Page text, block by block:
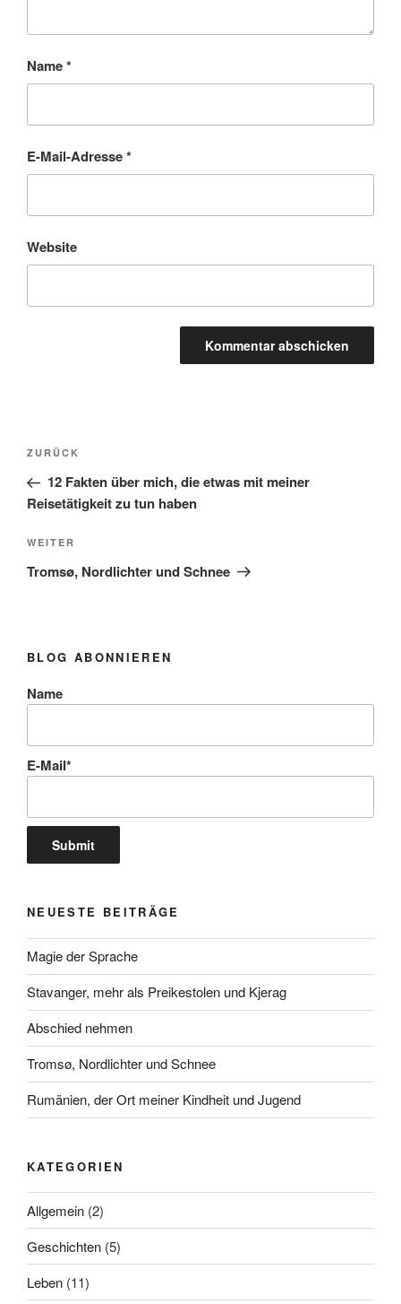
Name*
E-Mail-Adresse*
Website
Beitragsnavigation
Vorheriger
Beitrag
ZURÜCK
12 Fakten über mich, die etwas mit meiner
Reisetätigkeit zu tun haben
Nächster
Beitrag
WEITER
Tromsø, Nordlichter und Schnee
BLOG ABONNIEREN
Name
E-Mail*
NEUESTE BEITRÄGE
Magie der Sprache
Stavanger, mehr als Preikestolen und Kjerag
Abschied nehmen
Tromsø, Nordlichter und Schnee
Rumänien, der Ort meiner Kindheit und Jugend
KATEGORIEN
Allgemein (2)
Geschichten (5)
Leben (11)